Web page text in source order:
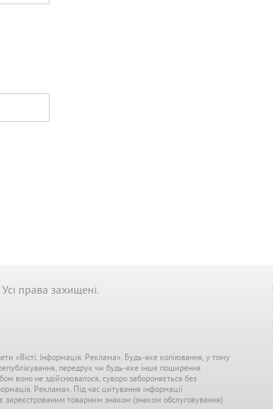
права захищені.
«Вісті. Інформація. Реклама». Будь-яке копіювання, у тому
передрук чи будь-яке інше поширення
воно не здійснювалося, суворо забороняється без
Реклама». Під час цитування інформації
зареєстрованим товарним знаком (знаком обслуговування)